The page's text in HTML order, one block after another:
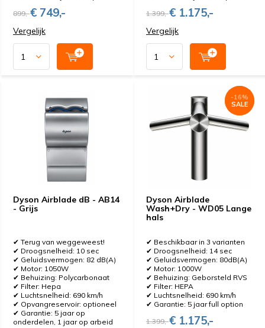
899,-€ 749,-
Vergelijk
1.399,-€ 1.175,-
Vergelijk
Dyson Airblade dB - AB14
- Grijs
✔ Terug van weggeweest!
✔ Droogsnelheid: 10 sec
✔ Geluidsvermogen: 82 dB(A)
✔ Motor: 1050W
✔ Behuizing: Polycarbonaat
✔ Filter: Hepa
✔ Luchtsnelheid: 690 km/h
✔ Opvangreservoir: optioneel
✔ Garantie: 5 jaar op
onderdelen, 1 jaar op arbeid
Dyson Airblade
Wash+Dry - WD05 Lange
hals
✔ Beschikbaar in 3 varianten
✔ Droogsnelheid: 14 sec
✔ Geluidsvermogen: 80dB(A)
✔ Motor: 1000W
✔ Behuizing: Geborsteld RVS
✔ Filter: HEPA
✔ Luchtsnelheid: 690 km/h
✔ Garantie: 5 jaar full option
1.399,-€ 1.175,-
-16%
SALE
-16%
SALE